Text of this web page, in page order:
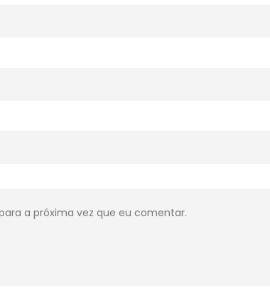
a próxima vez que eu comentar.